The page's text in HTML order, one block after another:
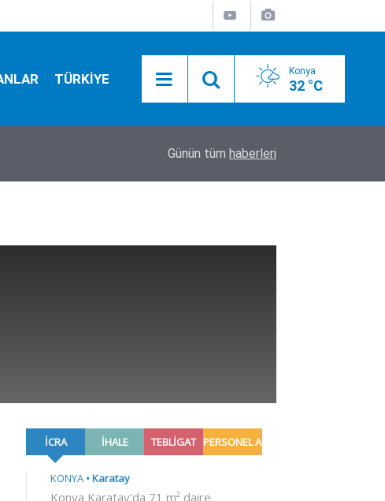
TÜRKİYE Konya
32 °C
Başkan Özgökçen, Pekyatırmacı Selçuklu'nun
Günün tüm haberleri